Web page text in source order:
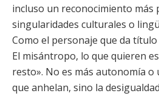
incluso un reconocimiento más
singularidades culturales o
Como el personaje que da
El misántropo, lo que quieren
resto». No es más autonomía o
que anhelan, sino la